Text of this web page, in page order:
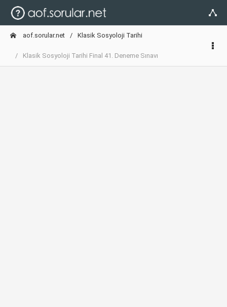
aof.sorular.net Klasik Sosyoloji Tarihi
Klasik Sosyoloji Tarihi Final 41. Deneme Sınavı